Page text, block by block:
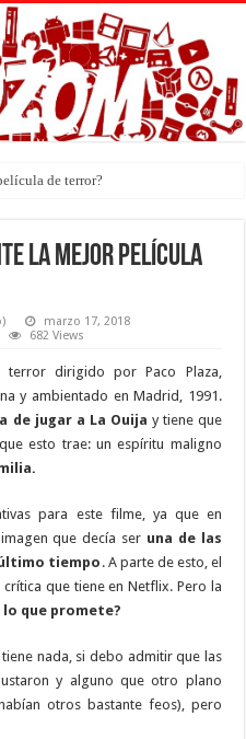
de terror?
la mejor película
marzo 17, 2018
682 Views
terror dirigido por Paco Plaza,
y ambientado en Madrid, 1991.
de jugar a La Ouija y tiene que
esto trae: un espíritu maligno
para este filme, ya que en
que decía ser una de las
tiempo . A parte de esto, el
que tiene en Netflix. Pero la
lo que promete?
nada, si debo admitir que las
y alguno que otro plano
otros bastante feos), pero